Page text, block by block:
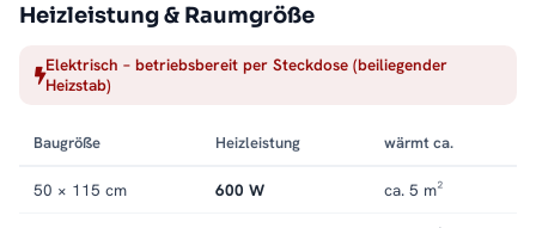
Einschalten, aufheizen, Handtuch auflegen: Der elektrische
offene Seite hält dabei jeden Handgriff kurz, und der
Stahlkorpus in Schwarz bleibt ein ruhiger Blickfang. Alle
Handtuchheizkörper elektrisch.
Heizleistung & Raumgröße
Elektrisch – betriebsbereit per Steckdose (beiliegender
Heizstab)
Baugröße Heizleistung wärmt ca.
50 × 115 cm 600 W ca. 5 m²